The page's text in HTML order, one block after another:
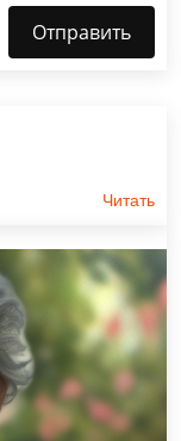
Отправить
Читать